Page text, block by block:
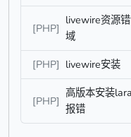
[PHP]
livewire资源
域
[PHP] livewire安装
[PHP]
高版本安装
报错